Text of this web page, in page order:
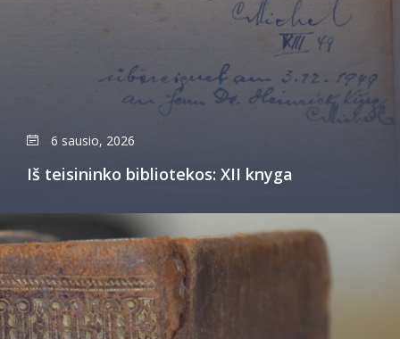
6 sausio, 2026
Iš teisininko bibliotekos: XII knyga